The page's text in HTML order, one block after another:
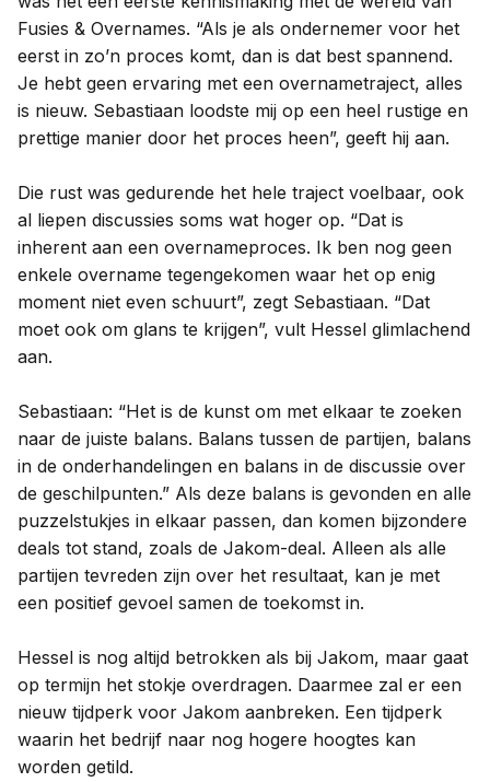
Fusies & Overnames. “Als je als ondernemer voor het
eerst in zo’n proces komt, dan is dat best spannend.
Je hebt geen ervaring met een overnametraject, alles
is nieuw. Sebastiaan loodste mij op een heel rustige en
prettige manier door het proces heen”, geeft hij aan.
Die rust was gedurende het hele traject voelbaar, ook
al liepen discussies soms wat hoger op. “Dat is
inherent aan een overnameproces. Ik ben nog geen
enkele overname tegengekomen waar het op enig
moment niet even schuurt”, zegt Sebastiaan. “Dat
moet ook om glans te krijgen”, vult Hessel glimlachend
aan.
Sebastiaan: “Het is de kunst om met elkaar te zoeken
naar de juiste balans. Balans tussen de partijen, balans
in de onderhandelingen en balans in de discussie over
de geschilpunten.” Als deze balans is gevonden en alle
puzzelstukjes in elkaar passen, dan komen bijzondere
deals tot stand, zoals de Jakom-deal. Alleen als alle
partijen tevreden zijn over het resultaat, kan je met
een positief gevoel samen de toekomst in.
Hessel is nog altijd betrokken als bij Jakom, maar gaat
op termijn het stokje overdragen. Daarmee zal er een
nieuw tijdperk voor Jakom aanbreken. Een tijdperk
waarin het bedrijf naar nog hogere hoogtes kan
worden getild.